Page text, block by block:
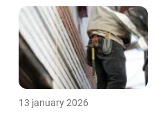
13 january 2026